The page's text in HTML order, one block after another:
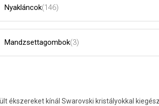
Nyakláncok(146)
Mandzsettagombok(3)
ékszereket kínál Swarovski kristályokkal